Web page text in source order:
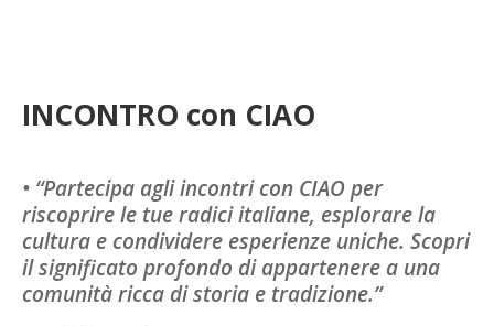
INCONTRO con CIAO
• “Partecipa agli incontri con CIAO per
riscoprire le tue radici italiane, esplorare la
cultura e condividere esperienze uniche. Scopri
il significato profondo di appartenere a una
comunità ricca di storia e tradizione.”